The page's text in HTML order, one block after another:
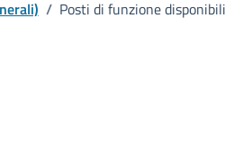
/ Posti di funzione disponibili